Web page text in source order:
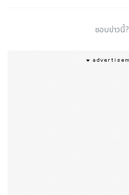
ชอบข่าวนี้?